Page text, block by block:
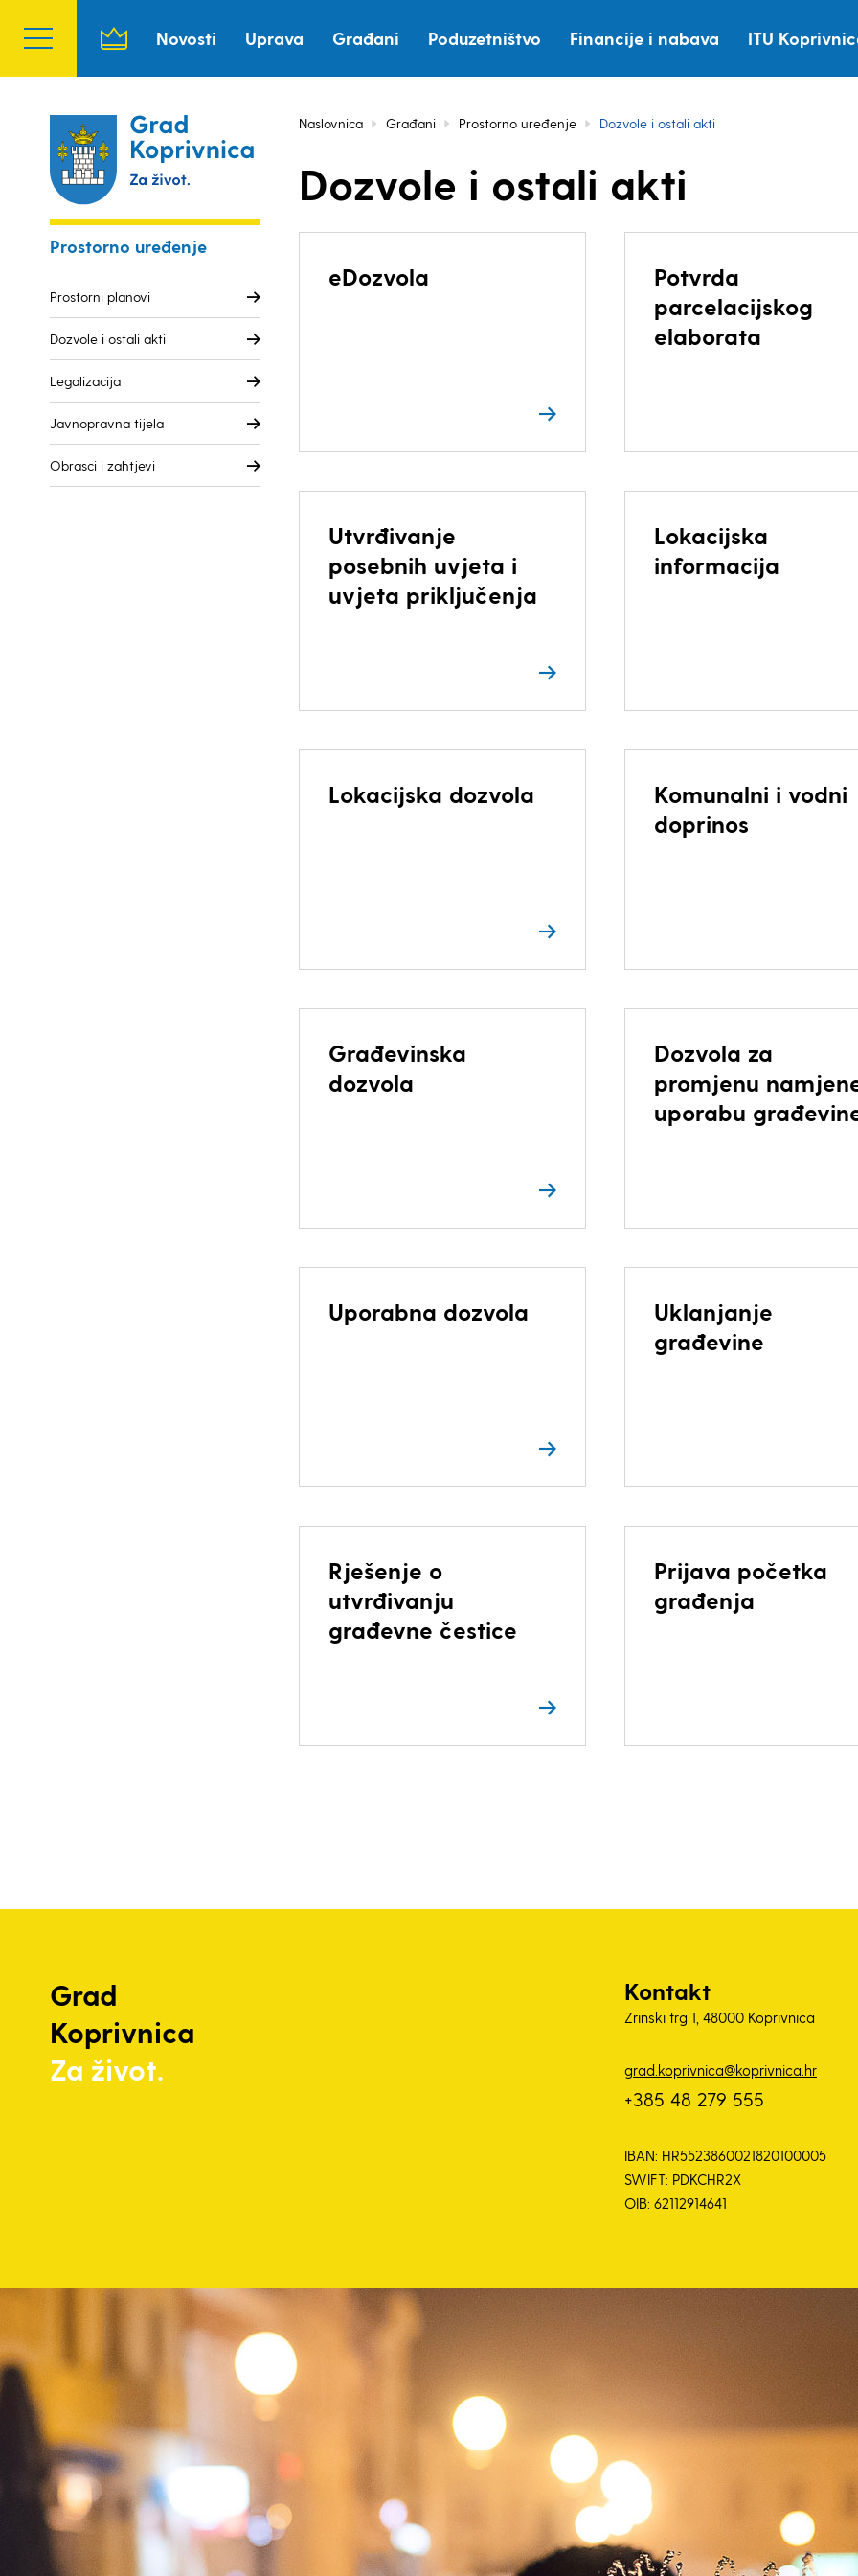
Novosti Uprava Građani Poduzetništvo Financije i nabava ITU
Prostorno uređenje
Prostorni planovi
Dozvole i ostali akti
Legalizacija
Javnopravna tijela
Obrasci i zahtjevi
Naslovnica Građani Prostorno uređenje Dozvole i ostali akti
Dozvole i ostali akti
eDozvola
Potvrda
parcelacijskog
elaborata
Utvrđivanje
posebnih uvjeta i
uvjeta priključenja
Lokacijska
informacija
Lokacijska dozvola
Komunalni i vodni
doprinos
Građevinska
dozvola
Dozvola za
promjenu
uporabu
Uporabna dozvola
Uklanjanje
građevine
Rješenje o
utvrđivanju
građevne čestice
Prijava početka
građenja
Grad
Koprivnica
Za život.
Kontakt
Zrinski trg 1, 48000 Koprivnica
grad.koprivnica@koprivnica.hr
+385 48 279 555
IBAN: HR5523860021820100005
SWIFT: PDKCHR2X
OIB: 62112914641